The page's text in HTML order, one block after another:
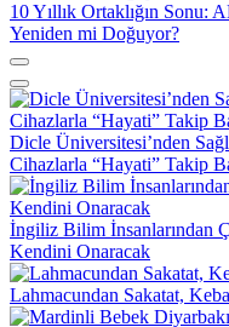
10 Yıllık Ortaklığın Sonu:
Yeniden mi Doğuyor?
Dicle Üniversitesi’nden
Cihazlarla “Hayati” Takip
İngiliz Bilim İnsanlarından
Kendini Onaracak
Lahmacundan Sakatat,